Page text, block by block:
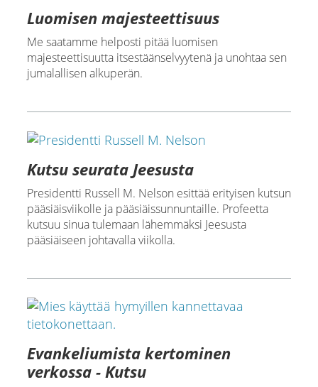
Luomisen majesteettisuus
Me saatamme helposti pitää luomisen
majesteettisuutta itsestäänselvyytenä ja unohtaa sen
jumalallisen alkuperän.
Kutsu seurata Jeesusta
Presidentti Russell M. Nelson esittää erityisen kutsun
pääsiäisviikolle ja pääsiäissunnuntaille. Profeetta
kutsuu sinua tulemaan lähemmäksi Jeesusta
pääsiäiseen johtavalla viikolla.
Evankeliumista kertominen
verkossa - Kutsu